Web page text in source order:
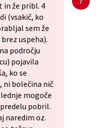
in že pribl. 4
(vsakič, ko
sem že
uspeha).
področju
pojavila
ko se
ni bolečina nič
mogoče
pobril.
naredim oz.